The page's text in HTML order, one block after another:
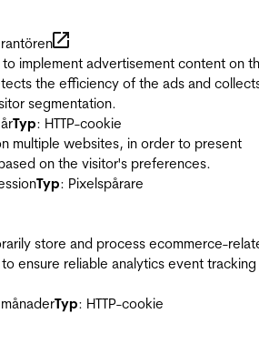
to implement advertisement content on
the efficiency of the ads and
segmentation.
Typ: HTTP-cookie
multiple websites, in order to present
on the visitor's preferences.
Typ: Pixelspårare
store and process ecommerce-
ensure reliable analytics event tracking
Typ: HTTP-cookie